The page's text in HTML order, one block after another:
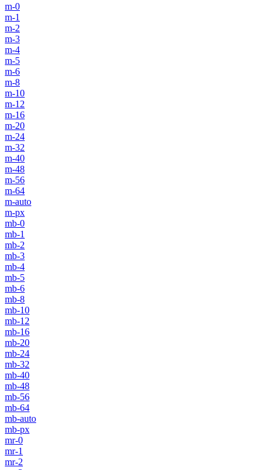
m-0
m-1
m-2
m-3
m-4
m-5
m-6
m-8
m-10
m-12
m-16
m-20
m-24
m-32
m-40
m-48
m-56
m-64
m-auto
m-px
mb-0
mb-1
mb-2
mb-3
mb-4
mb-5
mb-6
mb-8
mb-10
mb-12
mb-16
mb-20
mb-24
mb-32
mb-40
mb-48
mb-56
mb-64
mb-auto
mb-px
mr-0
mr-1
mr-2